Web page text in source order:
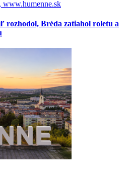
rozhodol, Bréda zatiahol roletu a